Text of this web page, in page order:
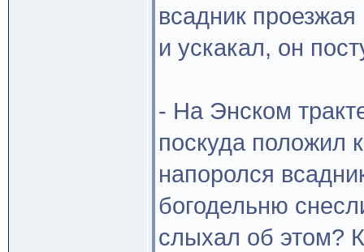
всадник
и ускакал, он
- На Энском
поскуда положил
напоролся
богодельню
слыхал об этом?